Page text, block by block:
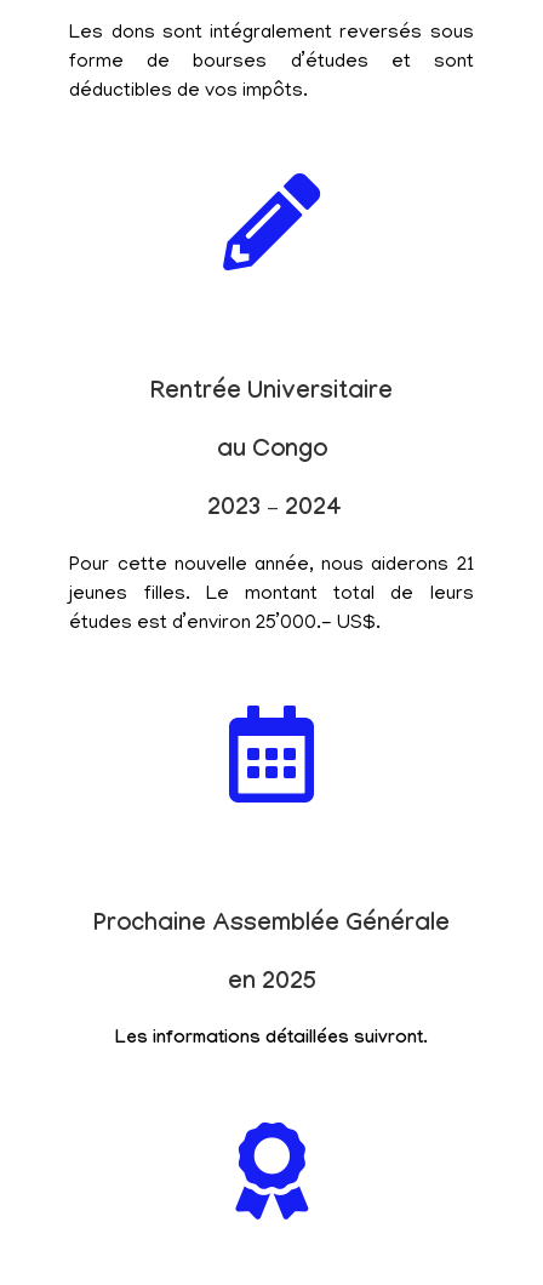
Les dons sont intégralement reversés sous
forme de bourses d’études et sont
déductibles de vos impôts.
Rentrée Universitaire
au Congo
2023 – 2024
Pour cette nouvelle année, nous aiderons 21
jeunes filles. Le montant total de leurs
études est d’environ 25’000.- US$.
Prochaine Assemblée Générale
en 2025
Les informations détaillées suivront.